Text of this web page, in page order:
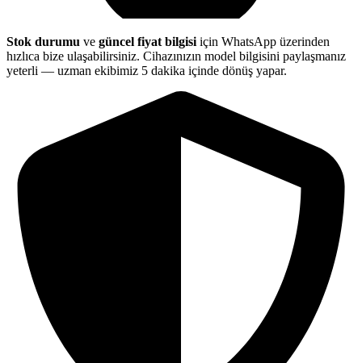
Stok durumu ve güncel fiyat bilgisi için WhatsApp üzerinden
hızlıca bize ulaşabilirsiniz. Cihazınızın model bilgisini paylaşmanız
yeterli — uzman ekibimiz 5 dakika içinde dönüş yapar.